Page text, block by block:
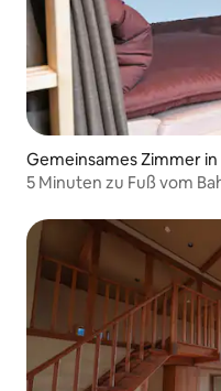
Gemeinsames Zimmer in
5 Minuten zu Fuß vom